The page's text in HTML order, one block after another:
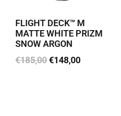
FLIGHT DECK™ M
MATTE WHITE PRIZM
SNOW ARGON
€185,00€148,00